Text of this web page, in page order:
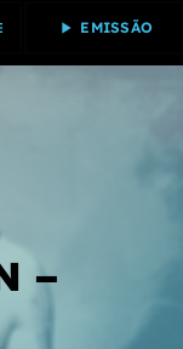
play_arrow EMISSÃO
close
–